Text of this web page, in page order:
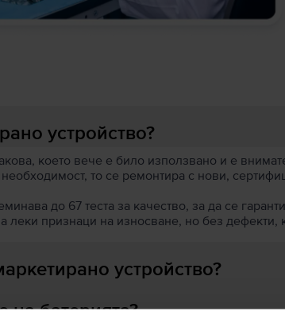
устройство?
което вече е било използвано и е
то се ремонтира с нови,
до 67 теста за качество, за да се
леки признаци на износване, но без
устройство?
на батерията?